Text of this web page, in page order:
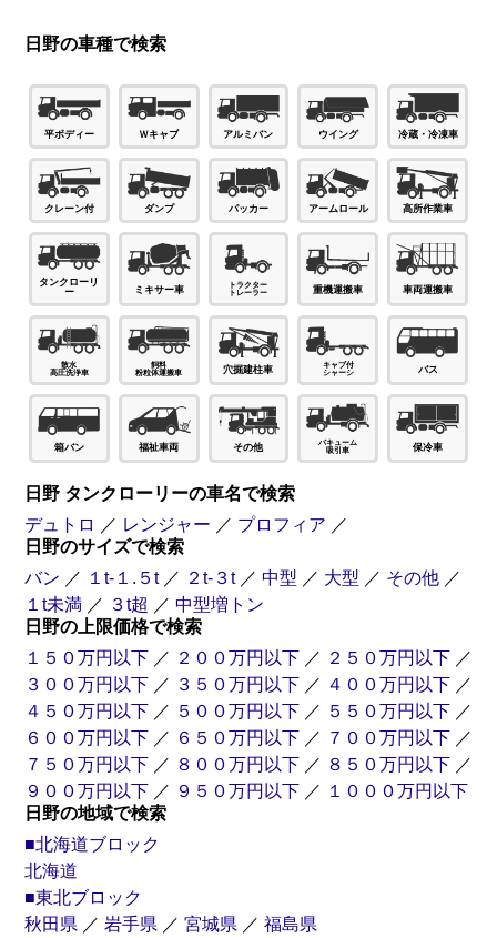
日野の車種で検索
平ボディー Ｗキャブ アルミバン ウイング 冷蔵・冷凍車
クレーン付 ダンプ パッカー アームロール 高所作業車
タンクローリ
ー
ミキサー車 重機運搬車 車両運搬車
穴掘建柱車 バス
箱バン 福祉車両 その他 保冷車
日野 タンクローリーの車名で検索
デュトロ ／ レンジャー ／ プロフィア ／
日野のサイズで検索
バン ／ １t-１.５t ／ ２t-３t ／ 中型 ／ 大型 ／ その他 ／
１t未満 ／ ３t超 ／ 中型増トン
日野の上限価格で検索
１５０万円以下 ／ ２００万円以下 ／ ２５０万円以下 ／
３００万円以下 ／ ３５０万円以下 ／ ４００万円以下 ／
４５０万円以下 ／ ５００万円以下 ／ ５５０万円以下 ／
６００万円以下 ／ ６５０万円以下 ／ ７００万円以下 ／
７５０万円以下 ／ ８００万円以下 ／ ８５０万円以下 ／
９００万円以下 ／ ９５０万円以下 ／ １０００万円以下
日野の地域で検索
■北海道ブロック
北海道
■東北ブロック
秋田県 ／ 岩手県 ／ 宮城県 ／ 福島県